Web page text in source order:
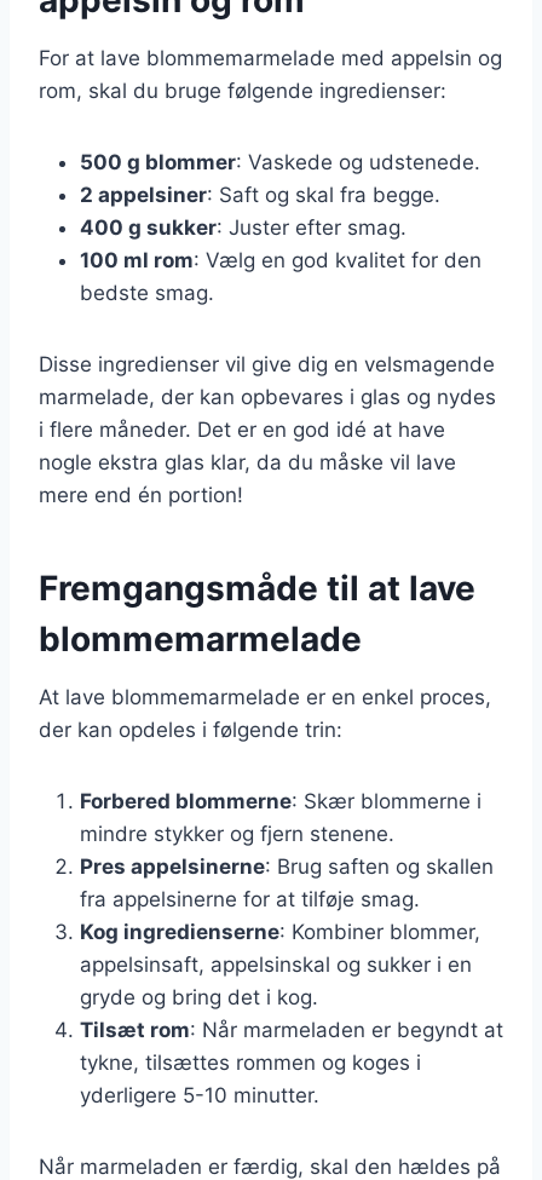
For at lave blommemarmelade med appelsin og
rom, skal du bruge følgende ingredienser:
500 g blommer: Vaskede og udstenede.
2 appelsiner: Saft og skal fra begge.
400 g sukker: Juster efter smag.
100 ml rom: Vælg en god kvalitet for den
bedste smag.
Disse ingredienser vil give dig en velsmagende
marmelade, der kan opbevares i glas og nydes
i flere måneder. Det er en god idé at have
nogle ekstra glas klar, da du måske vil lave
mere end én portion!
Fremgangsmåde til at lave
blommemarmelade
At lave blommemarmelade er en enkel proces,
der kan opdeles i følgende trin:
Forbered blommerne: Skær blommerne i
mindre stykker og fjern stenene.
Pres appelsinerne: Brug saften og skallen
fra appelsinerne for at tilføje smag.
Kog ingredienserne: Kombiner blommer,
appelsinsaft, appelsinskal og sukker i en
gryde og bring det i kog.
Tilsæt rom: Når marmeladen er begyndt at
tykne, tilsættes rommen og koges i
yderligere 5-10 minutter.
Når marmeladen er færdig, skal den hældes på